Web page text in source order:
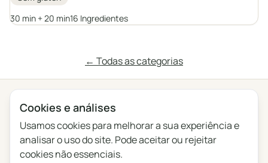
30 min + 20 min16 Ingredientes
← Todas as categorias
PrivacidadeTermosBlog
Definições de cookies
English
Polski Português
Français
Cookies e análises
Usamos cookies para melhorar a sua experiência e
analisar o uso do site. Pode aceitar ou rejeitar
cookies não essenciais.